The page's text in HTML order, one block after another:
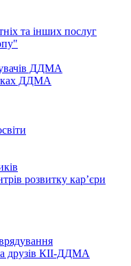
та інших послуг
ДДМА
ДДМА
розвитку кар’єри
друзів КІІ-ДДМА